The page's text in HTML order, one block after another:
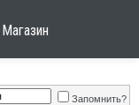
Магазин
Запомнить?